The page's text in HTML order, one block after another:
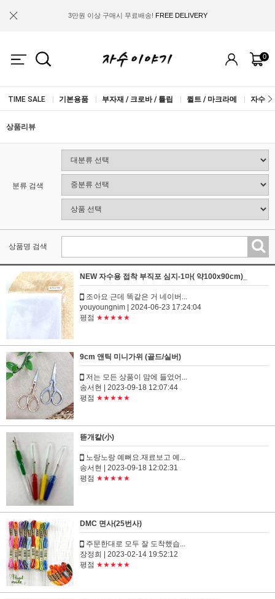
3만원 이상 구매시 무료배송! FREE DELIVERY
0
TIME SALE 기본용품 부자재 / 크로바 / 튤립 퀼트 / 마크라메 자수실
상품리뷰
분류 검색
상품명 검색
NEW 자수용 접착 부직포 심지-1마( 약100x90cm)_
조아요 근데 똑같은 거 네이버...
youyoungnim
| 2024-06-23 17:24:04
평점 ★★★★★
9cm 앤틱 미니가위 (골드/실버)
저는 모든 상품이 맘에 들었어...
송서현
| 2023-09-18 12:07:44
평점 ★★★★★
뜯개칼(小)
노랑노랑 예뻐요.재료보고 예...
송서현
| 2023-09-18 12:02:31
평점 ★★★★★
DMC 면사(25번사)
주문한대로 모두 잘 도착했습...
장정희
| 2023-02-14 19:52:12
평점 ★★★★★